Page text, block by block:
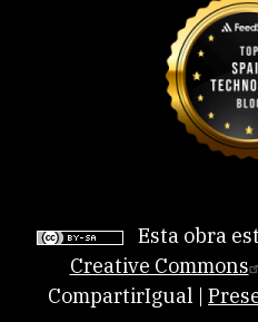
Esta obra
Creative Commons
CompartirIgual |